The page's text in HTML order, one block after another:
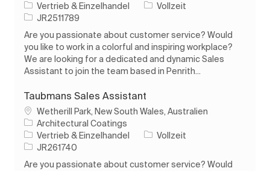
Kategorie
Vertrieb & Einzelhandel Auftragstyp
Vollzeit
Auftrags-ID
JR2511789
Are you passionate about customer service? Would
you like to work in a colorful and inspiring workplace?
We are looking for a dedicated and dynamic Sales
Assistant to join the team based in Penrith...
Taubmans Sales Assistant
Ort Wetherill Park, New South Wales, Australien
Architectural Coatings
Kategorie
Vertrieb & Einzelhandel Auftragstyp
Vollzeit
Auftrags-ID
JR261740
Are you passionate about customer service? Would